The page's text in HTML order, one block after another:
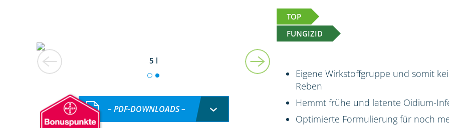
TOP
FUNGIZID
5 l
– PDF-DOWNLOADS –
Eigene Wirkstoffgruppe und somit
Reben
Hemmt frühe und latente Oidium-
Optimierte Formulierung für noch